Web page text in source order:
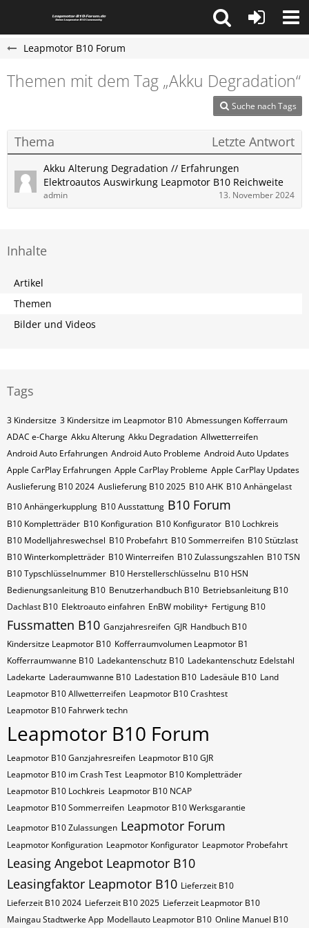
Leapmotor B10 Forum
Themen mit dem Tag „Akku Degradation“
Suche nach Tags
Thema Letzte Antwort
Akku Alterung Degradation // Erfahrungen
Elektroautos Auswirkung Leapmotor B10 Reichweite
admin 13. November 2024
Inhalte
Artikel
Themen
Bilder und Videos
Tags
3 Kindersitze 3 Kindersitze im Leapmotor B10 Abmessungen Kofferraum
ADAC e-Charge Akku Alterung Akku Degradation Allwetterreifen
Android Auto Erfahrungen Android Auto Probleme Android Auto Updates
Apple CarPlay Erfahrungen Apple CarPlay Probleme Apple CarPlay Updates
Auslieferung B10 2024 Auslieferung B10 2025 B10 AHK B10 Anhängelast
B10 Anhängerkupplung B10 Ausstattung B10 Forum
B10 Kompletträder B10 Konfiguration B10 Konfigurator B10 Lochkreis
B10 Modelljahreswechsel B10 Probefahrt B10 Sommerreifen B10 Stützlast
B10 Winterkompletträder B10 Winterreifen B10 Zulassungszahlen B10​​​​ TSN
B10​​​​ Typschlüsselnummer B10​​​​​ Herstellerschlüsselnu B10​​​​​ HSN
Bedienungsanleitung B10 Benutzerhandbuch B10 Betriebsanleitung B10
Dachlast B10 Elektroauto einfahren EnBW mobility+ Fertigung B10
Fussmatten B10 Ganzjahresreifen GJR Handbuch B10
Kindersitze Leapmotor B10 Kofferraumvolumen Leapmotor B1
Kofferraumwanne B10 Ladekantenschutz B10 Ladekantenschutz Edelstahl
Ladekarte Laderaumwanne B10 Ladestation B10 Ladesäule B10 Land
Leapmotor B10 Allwetterreifen Leapmotor B10 Crashtest
Leapmotor B10 Fahrwerk techn
Leapmotor B10 Forum
Leapmotor B10 Ganzjahresreifen Leapmotor B10 GJR
Leapmotor B10 im Crash Test Leapmotor B10 Kompletträder
Leapmotor B10 Lochkreis Leapmotor B10 NCAP
Leapmotor B10 Sommerreifen Leapmotor B10 Werksgarantie
Leapmotor B10 Zulassungen Leapmotor Forum
Leapmotor Konfiguration Leapmotor Konfigurator Leapmotor Probefahrt
Leasing Angebot Leapmotor B10
Leasingfaktor Leapmotor B10 Lieferzeit B10
Lieferzeit B10 2024 Lieferzeit B10 2025 Lieferzeit Leapmotor B10
Maingau Stadtwerke App Modellauto Leapmotor B10 Online Manuel B10